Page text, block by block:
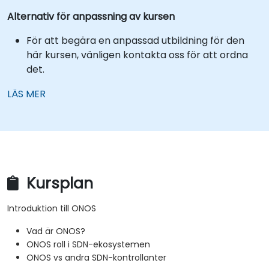
Alternativ för anpassning av kursen
För att begära en anpassad utbildning för den
här kursen, vänligen kontakta oss för att ordna
det.
LÄS MER
Kursplan
Introduktion till ONOS
Vad är ONOS?
ONOS roll i SDN-ekosystemen
ONOS vs andra SDN-kontrollanter